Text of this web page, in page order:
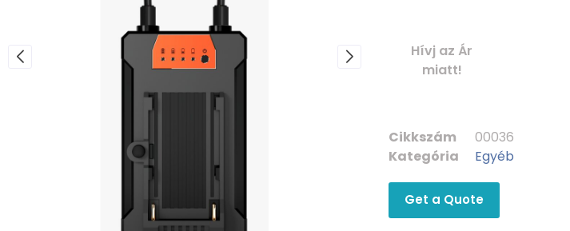
Hívj az Ár
miatt!
Cikkszám
00036
Kategória
Egyéb
Get a Quote